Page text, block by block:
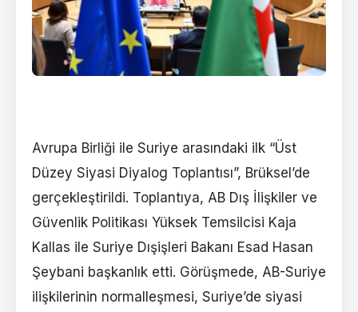
Avrupa Birliği ile Suriye arasındaki ilk “Üst
Düzey Siyasi Diyalog Toplantısı”, Brüksel’de
gerçekleştirildi. Toplantıya, AB Dış İlişkiler ve
Güvenlik Politikası Yüksek Temsilcisi Kaja
Kallas ile Suriye Dışişleri Bakanı Esad Hasan
Şeybani başkanlık etti. Görüşmede, AB-Suriye
ilişkilerinin normalleşmesi, Suriye’de siyasi